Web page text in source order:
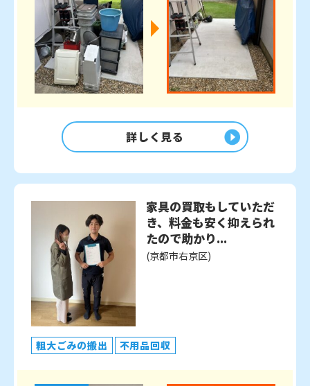
詳しく見る
家具の買取もしていただ
き、料金も安く抑えられ
たので助かり...
(京都市右京区)
粗大ごみの搬出 不用品回収